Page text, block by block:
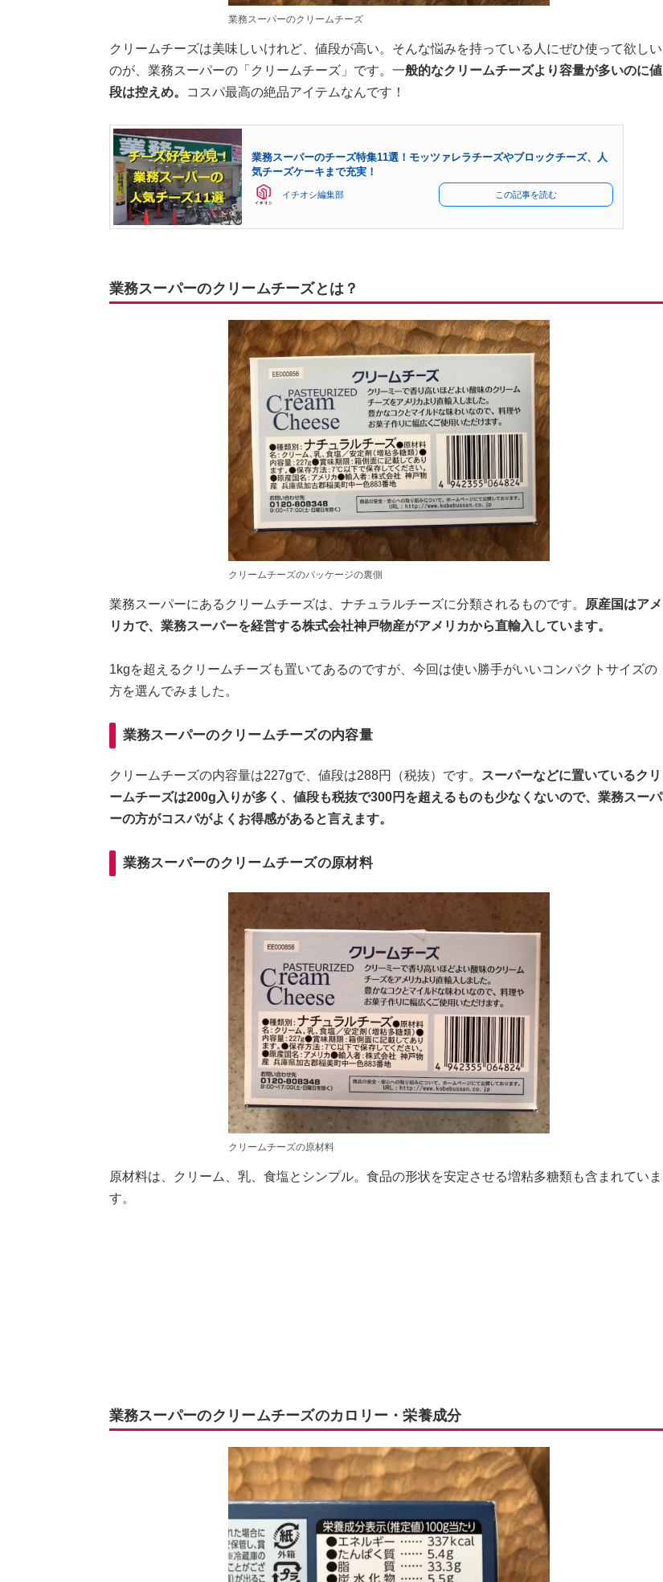
業務スーパーのクリームチーズ
クリームチーズは美味しいけれど、値段が高い。そんな悩みを持っている人にぜひ使って欲しい
のが、業務スーパーの「クリームチーズ」です。一般的なクリームチーズより容量が多いのに値
段は控えめ。
コスパ最高の絶品アイテムなんです！
業務スーパーのチーズ特集11選！モッツァレラチーズやブロックチーズ、人
気チーズケーキまで充実！
イチオシ編集部 この記事を読む
業務スーパーのクリームチーズとは？
クリームチーズのパッケージの裏側
業務スーパーにあるクリームチーズは、ナチュラルチーズに分類されるものです。
原産国はアメ
リカで、業務スーパーを経営する株式会社神戸物産がアメリカから直輸入しています。
1kgを超えるクリームチーズも置いてあるのですが、今回は使い勝手がいいコンパクトサイズの
方を選んでみました。
業務スーパーのクリームチーズの内容量
クリームチーズの内容量は227gで、値段は288円（税抜）です。
スーパーなどに置いているクリ
ームチーズは200g入りが多く、値段も税抜で300円を超えるものも少なくないので、業務スーパ
ーの方がコスパがよくお得感があると言えます。
業務スーパーのクリームチーズの原材料
クリームチーズの原材料
原材料は、クリーム、乳、食塩とシンプル。食品の形状を安定させる増粘多糖類も含まれていま
す。
業務スーパーのクリームチーズのカロリー・栄養成分